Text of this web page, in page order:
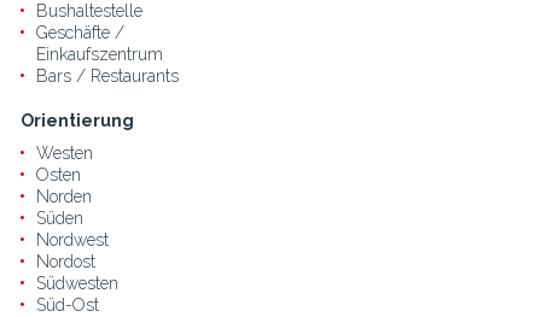
Bushaltestelle
Geschäfte /
Einkaufszentrum
Bars / Restaurants
Orientierung
Westen
Osten
Norden
Süden
Nordwest
Nordost
Südwesten
Süd-Ost